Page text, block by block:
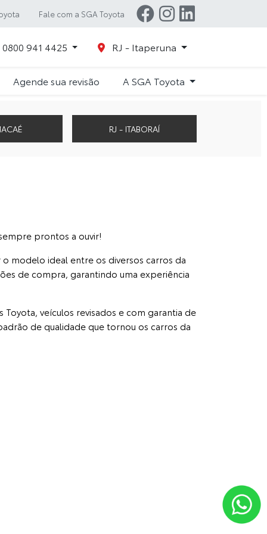
Fale com a SGA Toyota
0800 941 4425 RJ - Itaperuna
Agende sua revisão A SGA Toyota
prontos a ouvir!
modelo ideal entre os diversos carros da
de compra, garantindo uma experiência
veículos revisados e com garantia de
de qualidade que tornou os carros da
RJ - ITABORAÍ